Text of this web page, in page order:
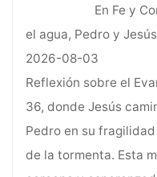
En Fe y
el agua, Pedro y Jesús
2026-08-03
Reflexión sobre el
36, donde Jesús
Pedro en su
de la tormenta. Esta